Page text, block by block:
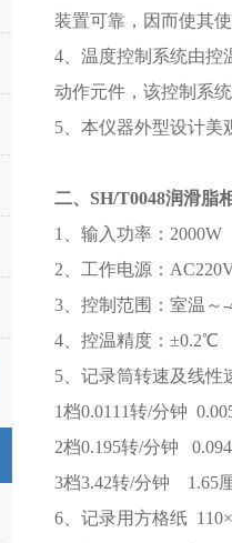
装置可靠，因而使其
4、温度控制系统由控
动作元件，该控制系
5、本仪器外型设计美
二、 SH/T0048润滑脂
1、输入功率：2000W
2、工作电源：
3、控制范围：室温～
4、控温精度：±0.2℃
5、记录筒转速及线性
1档0.0111转/分钟
2档0.195转/分钟
3档3.42转/分钟 1.65
6、记录用方格纸